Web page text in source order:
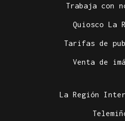
Trabaja con
Quiosco La
Tarifas de
Venta de
La Región